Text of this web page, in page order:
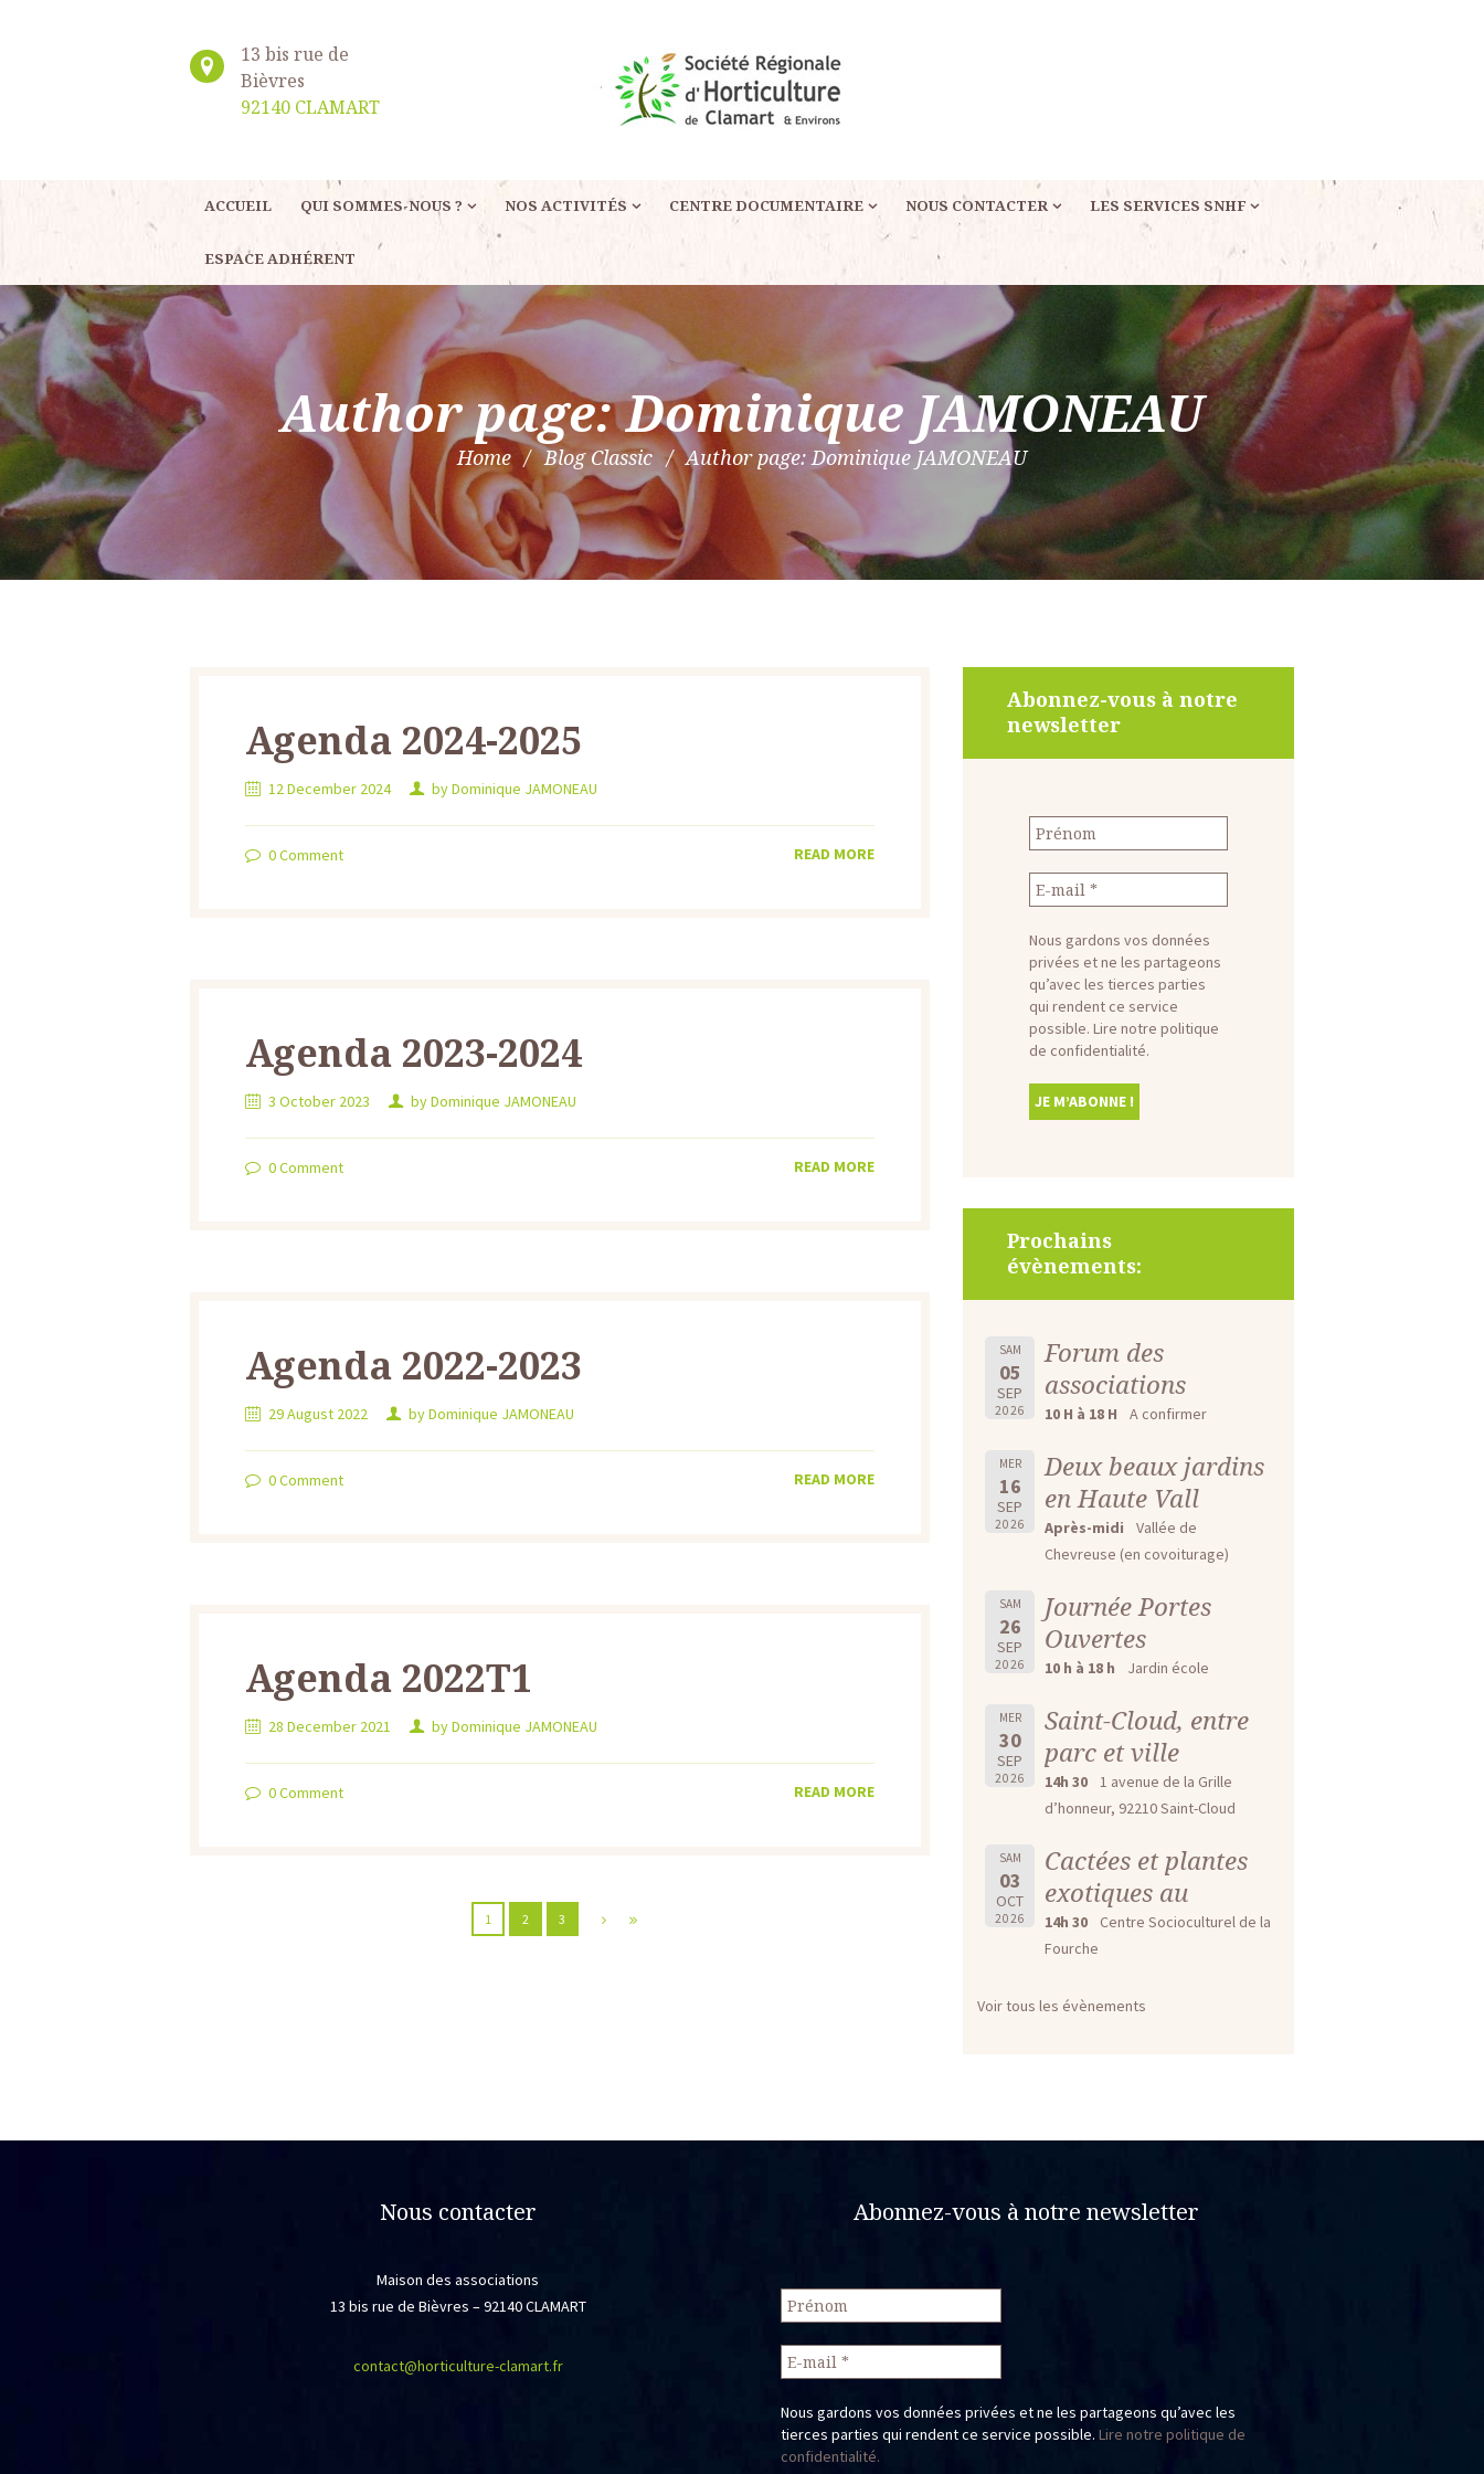
13 bis rue de
Bièvres
92140 CLAMART
ACCUEIL QUI SOMMES-NOUS ? NOS ACTIVITÉS CENTRE DOCUMENTAIRE NOUS CONTACTER LES SERVICES SNHF
ESPACE ADHÉRENT
Author page: Dominique JAMONEAU
Home Blog Classic Author page: Dominique JAMONEAU
Agenda 2024-2025
12 December 2024 byDominique JAMONEAU
0Comment READ MORE
Agenda 2023-2024
3 October 2023 byDominique JAMONEAU
0Comment READ MORE
Agenda 2022-2023
29 August 2022 byDominique JAMONEAU
0Comment READ MORE
Agenda 2022T1
28 December 2021 byDominique JAMONEAU
0Comment READ MORE
1 2 3
Abonnez-vous à notre
newsletter
Nous gardons vos données
privées et ne les partageons
qu’avec les tierces parties
qui rendent ce service
possible.Lire notre politique
de confidentialité.
Prochains
évènements:
SAM
05
SEP
2026
Forum des
associations
10 H à 18 H A confirmer
MER
16
SEP
2026
Deux beaux jardins
en Haute Vall
Après-midi
Vallée de
Chevreuse (en covoiturage)
SAM
26
SEP
2026
Journée Portes
Ouvertes
10 h à 18 h Jardin école
MER
30
SEP
2026
Saint-Cloud, entre
parc et ville
14h 30
1 avenue de la Grille
d’honneur, 92210 Saint-Cloud
SAM
03
OCT
2026
Cactées et plantes
exotiques au
14h 30
Centre Socioculturel de la
Fourche
Voir tous les évènements
Nous contacter
Maison des associations
13 bis rue de Bièvres – 92140 CLAMART
contact@horticulture-clamart.fr
Abonnez-vous à notre newsletter
Nous gardons vos données privées et ne les partageons qu’avec les
tierces parties qui rendent ce service possible. Lire notre politique de
confidentialité.